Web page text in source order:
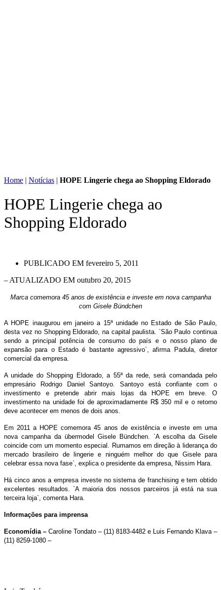
Home | Notícias | HOPE Lingerie chega ao Shopping Eldorado
HOPE Lingerie chega ao
Shopping Eldorado
PUBLICADO EM fevereiro 5, 2011
– ATUALIZADO EM outubro 20, 2015
Marca comemora 45 anos de existência e investe em nova campanha
com Gisele Bündchen
A HOPE inaugurou em janeiro a 15ª unidade no Estado de São Paulo,
desta vez no Shopping Eldorado, na capital paulista. `São Paulo continua
sendo a principal potência de consumo do país e o nosso plano de
expansão para o Estado é bastante agressivo`, afirma Padula, diretor
comercial da empresa.
A unidade do Shopping Eldorado, a 55ª da rede, será comandada pelo
empresário Rodrigo Daniel Santoyo. Santoyo está confiante com o
investimento e pretende abrir mais lojas da HOPE em breve. O
investimento na unidade foi de aproximadamente R$ 350 mil e o retorno
deve acontecer em menos de dois anos.
Em 2011 a HOPE comemora 45 anos de existência e investe em uma
nova campanha da übermodel Gisele Bündchen. `A escolha da Gisele
coincide com um momento especial. Rumamos em direção à liderança do
mercado brasileiro de lingerie e ninguém melhor do que Gisele para
celebrar essa nova fase`, explica o presidente da empresa, Nissim Hara.
Há cinco anos a empresa investe no sistema de franchising e tem obtido
excelentes resultados. `A maioria dos nossos parceiros já está na sua
terceira loja`, comenta Hara.
Informações para imprensa
Economídia – Caroline Tondato – (11) 8183-4482 e Luis Fernando Klava –
(11) 8259-1080 –